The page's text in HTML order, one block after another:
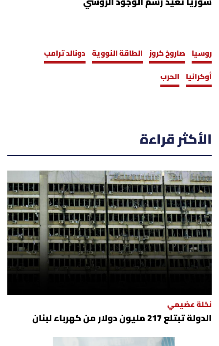
روسيا صاروخ كروز الطاقة النووية دونالد ترامب
أوكرانيا الحرب
الأكثر قراءة
نخلة عضيمي
الدولة تبتلع 217 مليون دولار من كهرباء لبنان